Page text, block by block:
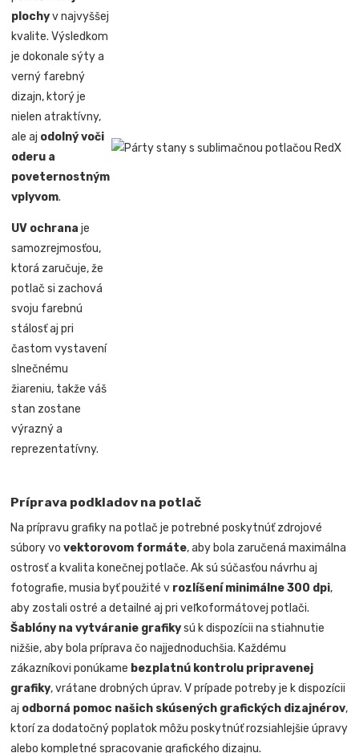
plochyv najvyššej
kvalite. Výsledkom
je dokonale sýty a
verný farebný
dizajn, ktorý je
nielen atraktívny,
ale aj odolný voči
oderu a
poveternostným
vplyvom.
UV ochrana je
samozrejmosťou,
ktorá zaručuje, že
potlač si zachová
svoju farebnú
stálosť aj pri
častom vystavení
slnečnému
žiareniu, takže váš
stan zostane
výrazný a
reprezentatívny.
Príprava podkladov na potlač
Na prípravu grafiky na potlač je potrebné poskytnúť zdrojové
súbory vovektorovom formáte, aby bola zaručená maximálna
ostrosť a kvalita konečnej potlače. Ak sú súčasťou návrhu aj
fotografie, musia byť použité v rozlíšení minimálne 300 dpi,
aby zostali ostré a detailné aj pri veľkoformátovej potlači.
Šablóny na vytváranie grafikysú k dispozícii na stiahnutie
nižšie, aby bola príprava čo najjednoduchšia. Každému
zákazníkovi ponúkame bezplatnú kontrolu pripravenej
grafiky, vrátane drobných úprav. V prípade potreby je k dispozícii
aj odborná pomoc našich skúsených grafických dizajnérov,
ktorí za dodatočný poplatok môžu poskytnúť rozsiahlejšie úpravy
alebo kompletné spracovanie grafického dizajnu.